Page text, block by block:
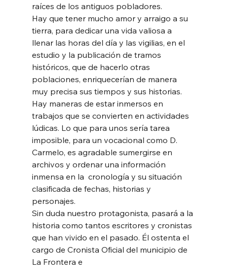
raíces de los antiguos pobladores.
Hay que tener mucho amor y arraigo a su
tierra, para dedicar una vida valiosa a
llenar las horas del día y las vigilias, en el
estudio y la publicación de tramos
históricos, que de hacerlo otras
poblaciones, enriquecerían de manera
muy precisa sus tiempos y sus historias.
Hay maneras de estar inmersos en
trabajos que se convierten en actividades
lúdicas. Lo que para unos sería tarea
imposible, para un vocacional como D.
Carmelo, es agradable sumergirse en
archivos y ordenar una información
inmensa en la  cronología y su situación
clasificada de fechas, historias y
personajes.
Sin duda nuestro protagonista, pasará a la
historia como tantos escritores y cronistas
que han vivido en el pasado. Él ostenta el
cargo de Cronista Oficial del municipio de
La Frontera e